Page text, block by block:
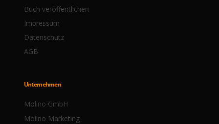
Buch veröffentlichen
Impressum
Datenschutz
AGB
Unternehmen
Molino GmbH
Molino Marketing